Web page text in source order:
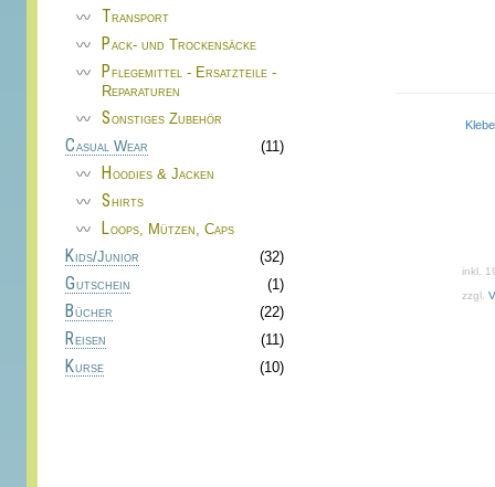
inkl.
zzgl.
Transport
Pack- und Trockensäcke
Pflegemittel - Ersatzteile -
Reparaturen
Sonstiges Zubehör
Casual Wear
(11)
Hoodies & Jacken
Shirts
Loops, Mützen, Caps
Kids/Junior
(32)
Gutschein
(1)
Bücher
(22)
Reisen
(11)
Kurse
(10)